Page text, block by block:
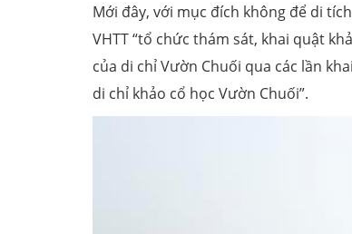
Mới đây, với mục đích không để di
VHTT “tổ chức thám sát, khai quật
của di chỉ Vườn Chuối qua các lần
di chỉ khảo cổ học Vườn Chuối”.